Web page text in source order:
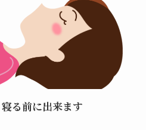
る前に出来ます